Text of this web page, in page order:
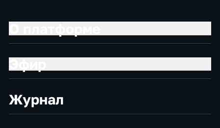
Журнал